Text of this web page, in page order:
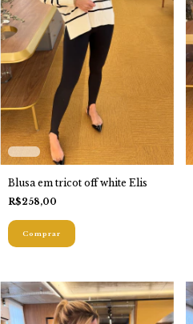
Blusa em tricot off white Elis
R$258,00
Comprar